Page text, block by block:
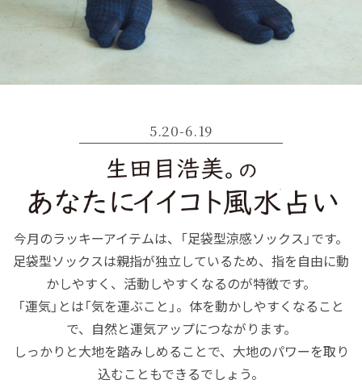
5.20-6.19
今月のラッキーアイテムは、「足袋型涼感ソックス」です。
足袋型ソックスは親指が独立しているため、指を自由に動
かしやすく、活動しやすくなるのが特徴です。
「運気」とは「気を運ぶこと」。体を動かしやすくなること
で、自然と運気アップにつながります。
しっかりと大地を踏みしめることで、大地のパワーを取り
込むこともできるでしょう。